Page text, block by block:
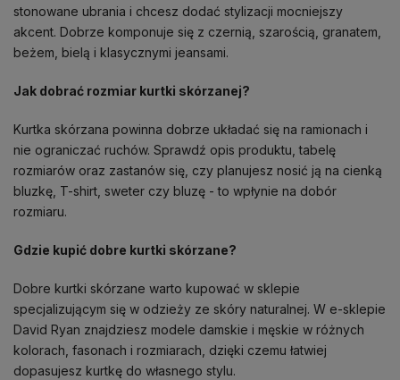
stonowane ubrania i chcesz dodać stylizacji mocniejszy
akcent. Dobrze komponuje się z czernią, szarością, granatem,
beżem, bielą i klasycznymi jeansami.
Jak dobrać rozmiar kurtki skórzanej?
Kurtka skórzana powinna dobrze układać się na ramionach i
nie ograniczać ruchów. Sprawdź opis produktu, tabelę
rozmiarów oraz zastanów się, czy planujesz nosić ją na cienką
bluzkę, T-shirt, sweter czy bluzę - to wpłynie na dobór
rozmiaru.
Gdzie kupić dobre kurtki skórzane?
Dobre kurtki skórzane warto kupować w sklepie
specjalizującym się w odzieży ze skóry naturalnej. W e-sklepie
David Ryan znajdziesz modele damskie i męskie w różnych
kolorach, fasonach i rozmiarach, dzięki czemu łatwiej
dopasujesz kurtkę do własnego stylu.